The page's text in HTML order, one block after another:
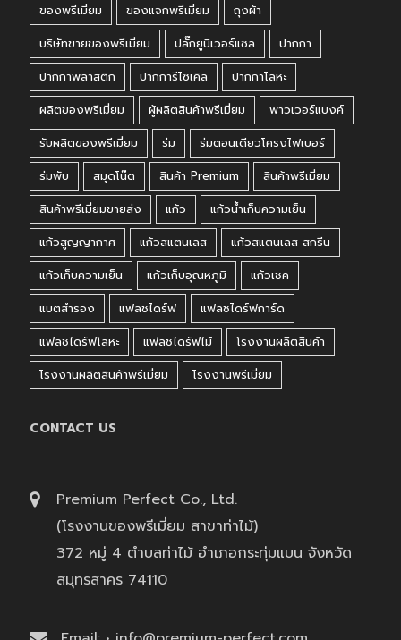
ของพรีเมี่ยม
ของแจกพรีเมี่ยม
ถุงผ้า
บริษัทขายของพรีเมี่ยม
ปลั๊กยูนิเวอร์แซล
ปากกา
ปากกาพลาสติก
ปากการีไซเคิล
ปากกาโลหะ
ผลิตของพรีเมี่ยม
ผู้ผลิตสินค้าพรีเมี่ยม
พาวเวอร์แบงค์
รับผลิตของพรีเมี่ยม
ร่ม
ร่มตอนเดียวโครงไฟเบอร์
ร่มพับ
สมุดโน๊ต สินค้า Premium
สินค้าพรีเมี่ยม
สินค้าพรีเมี่ยมขายส่ง
แก้ว
แก้วน้ำเก็บความเย็น
แก้วสูญญากาศ
แก้วสแตนเลส
แก้วสแตนเลส สกรีน
แก้วเก็บความเย็น
แก้วเก็บอุณหภูมิ
แก้วเชค
แบตสำรอง
แฟลชไดร์ฟ
แฟลชไดร์ฟการ์ด
แฟลชไดร์ฟโลหะ
แฟลชไดร์ฟไม้
โรงงานผลิตสินค้า
โรงงานผลิตสินค้าพรีเมี่ยม
โรงงานพรีเมี่ยม
CONTACT US
Premium Perfect Co., Ltd.
(โรงงานของพรีเมี่ยม สาขาท่าไม้)
372 หมู่ 4 ตำบลท่าไม้ อำเภอกระทุ่มแบน จังหวัด
สมุทรสาคร 74110